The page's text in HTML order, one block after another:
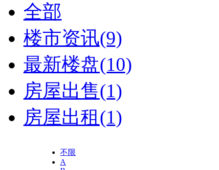
全部
楼市资讯(9)
最新楼盘(10)
房屋出售(1)
房屋出租(1)
不限
A